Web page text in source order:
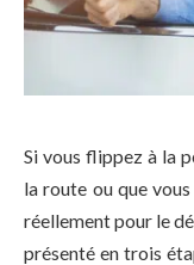
Si vous flippez à la
la route ou que
réellement pour le
présenté en trois